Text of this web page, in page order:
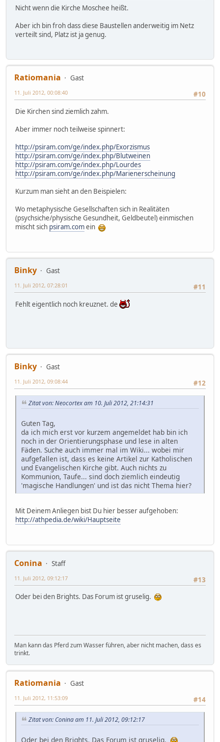
Nicht wenn die Kirche Moschee heißt.
Aber ich bin froh dass diese Baustellen anderweitig im Netz
verteilt sind, Platz ist ja genug.
Ratiomania
Gast
#10
11. Juli 2012, 00:08:40
Die Kirchen sind ziemlich zahm.
Aber immer noch teilweise spinnert:
http://psiram.com/ge/index.php/Exorzismus
http://psiram.com/ge/index.php/Blutweinen
http://psiram.com/ge/index.php/Lourdes
http://psiram.com/ge/index.php/Marienerscheinung
Kurzum man sieht an den Beispielen:
Wo metaphysische Gesellschaften sich in Realitäten
(psychsiche/physische Gesundheit, Geldbeutel) einmischen
mischt sich psiram.comein
Binky
Gast
#11
11. Juli 2012, 07:28:01
Fehlt eigentlich noch kreuznet. de
Binky
Gast
#12
11. Juli 2012, 09:08:44
Zitat von: Neocortex am 10. Juli 2012, 21:14:31
Guten Tag,
da ich mich erst vor kurzem angemeldet hab bin ich
noch in der Orientierungsphase und lese in alten
Fäden. Suche auch immer mal im Wiki... wobei mir
aufgefallen ist, dass es keine Artikel zur Katholischen
und Evangelischen Kirche gibt. Auch nichts zu
Kommunion, Taufe... sind doch ziemlich eindeutig
'magische Handlungen' und ist das nicht Thema hier?
Mit Deinem Anliegen bist Du hier besser aufgehoben:
http://athpedia.de/wiki/Hauptseite
Conina
Staff
#13
11. Juli 2012, 09:12:17
Oder bei den Brights. Das Forum ist gruselig.
Man kann das Pferd zum Wasser führen, aber nicht machen, dass es
trinkt.
Ratiomania
Gast
#14
11. Juli 2012, 11:53:09
Zitat von: Conina am 11. Juli 2012, 09:12:17
Oder bei den Brights. Das Forum ist gruselig.